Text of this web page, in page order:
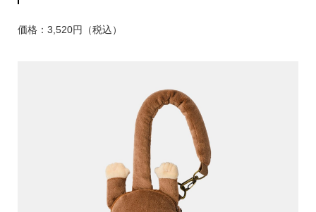
価格：3,520円（税込）